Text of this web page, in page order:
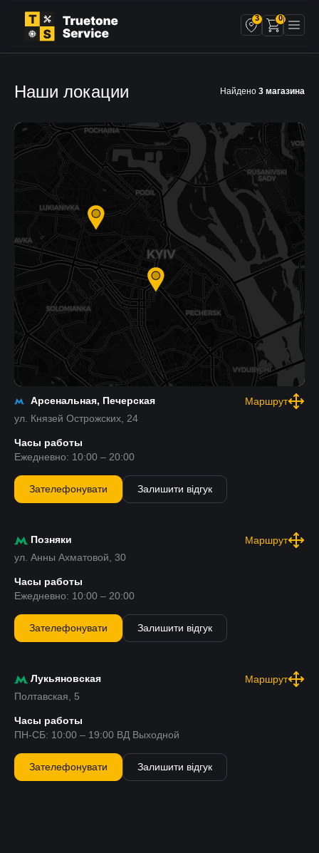
3 0
Наши локации Найдено 3 магазина
Арсенальная, Печерская
Маршрут
ул. Князей Острожских, 24
Часы работы
Ежедневно: 10:00 – 20:00
Зателефонувати Залишити відгук
Позняки
Маршрут
ул. Анны Ахматовой, 30
Часы работы
Ежедневно: 10:00 – 20:00
Зателефонувати Залишити відгук
Лукьяновская
Маршрут
Полтавская, 5
Часы работы
ПН-СБ: 10:00 – 19:00 ВД Выходной
Зателефонувати Залишити відгук